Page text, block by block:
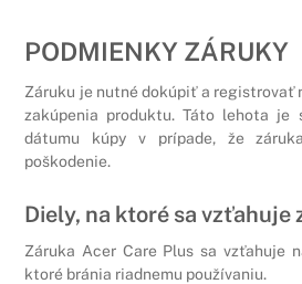
PODMIENKY ZÁRUKY
Záruku je nutné dokúpiť a registrovať
zakúpenia produktu. Táto lehota
dátumu kúpy v prípade, že
poškodenie.
Diely, na ktoré sa vzťahuje
Záruka Acer Care Plus sa vzťahuje
ktoré bránia riadnemu používaniu.